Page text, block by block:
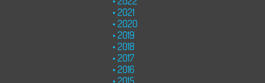
2021
2020
2019
2018
2017
2016